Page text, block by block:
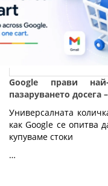
Google прави
пазаруването досега
Универсалната
как Google се опитва
купуваме стоки
…